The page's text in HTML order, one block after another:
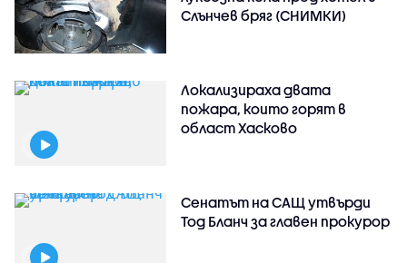
Слънчев бряг (СНИМКИ)
Локализираха двата
пожара, които горят в
област Хасково
Сенатът на САЩ утвърди
Тод Бланч за главен прокурор